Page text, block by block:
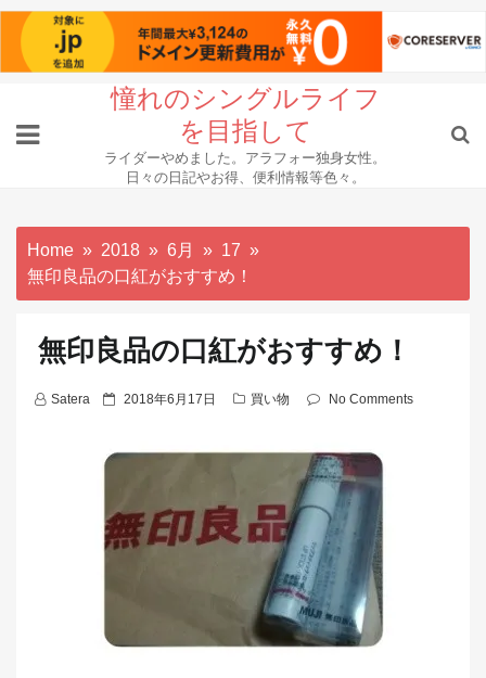
content
憧れのシングルライフ
を目指して
ライダーやめました。アラフォー独身女性。
日々の日記やお得、便利情報等色々。
Home 2018 6月
17
無印良品の口紅がおすすめ！
無印良品の口紅がおすすめ！
Satera
P
s
d
o
2018年6月17日 買い物 No Comments